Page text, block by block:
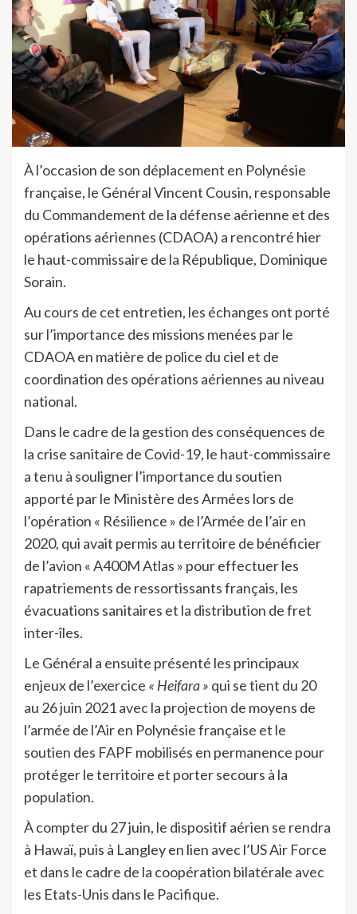
À l’occasion de son déplacement en Polynésie
française, le Général Vincent Cousin, responsable
du Commandement de la défense aérienne et des
opérations aériennes (CDAOA) a rencontré hier
le haut-commissaire de la République, Dominique
Sorain.
Au cours de cet entretien, les échanges ont porté
sur l’importance des missions menées par le
CDAOA en matière de police du ciel et de
coordination des opérations aériennes au niveau
national.
Dans le cadre de la gestion des conséquences de
la crise sanitaire de Covid-19, le haut-commissaire
a tenu à souligner l’importance du soutien
apporté par le Ministère des Armées lors de
l’opération « Résilience » de l’Armée de l’air en
2020, qui avait permis au territoire de bénéficier
de l’avion « A400M Atlas » pour effectuer les
rapatriements de ressortissants français, les
évacuations sanitaires et la distribution de fret
inter-îles.
Le Général a ensuite présenté les principaux
enjeux de l’exercice « Heifara » qui se tient du 20
au 26 juin 2021 avec la projection de moyens de
l’armée de l’Air en Polynésie française et le
soutien des FAPF mobilisés en permanence pour
protéger le territoire et porter secours à la
population.
À compter du 27 juin, le dispositif aérien se rendra
à Hawaï, puis à Langley en lien avec l’US Air Force
et dans le cadre de la coopération bilatérale avec
les Etats-Unis dans le Pacifique.